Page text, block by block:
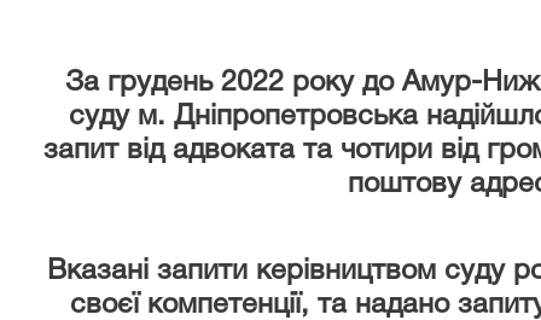
За грудень 2022 року до Амур-
суду м. Дніпропетровська
запит від адвоката та чотири від
поштову
Вказані запити керівництвом суду
своєї компетенції, та надано